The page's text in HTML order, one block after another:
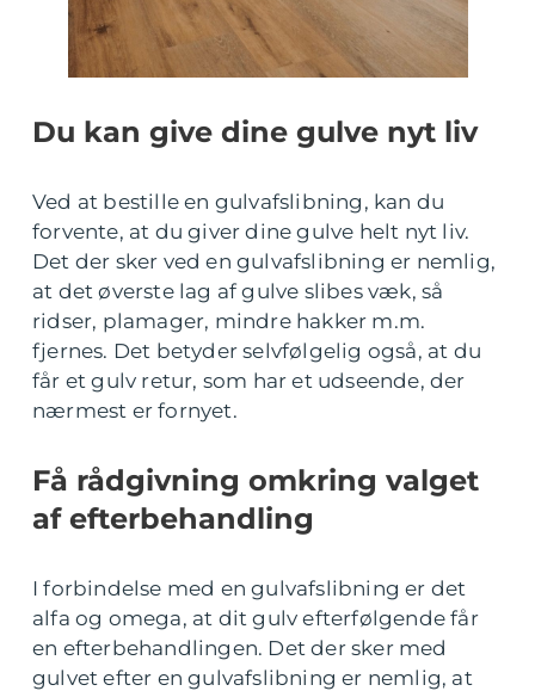
Du kan give dine gulve nyt liv
Ved at bestille en gulvafslibning, kan du
forvente, at du giver dine gulve helt nyt liv.
Det der sker ved en gulvafslibning er nemlig,
at det øverste lag af gulve slibes væk, så
ridser, plamager, mindre hakker m.m.
fjernes. Det betyder selvfølgelig også, at du
får et gulv retur, som har et udseende, der
nærmest er fornyet.
Få rådgivning omkring valget
af efterbehandling
I forbindelse med en gulvafslibning er det
alfa og omega, at dit gulv efterfølgende får
en efterbehandlingen. Det der sker med
gulvet efter en gulvafslibning er nemlig, at